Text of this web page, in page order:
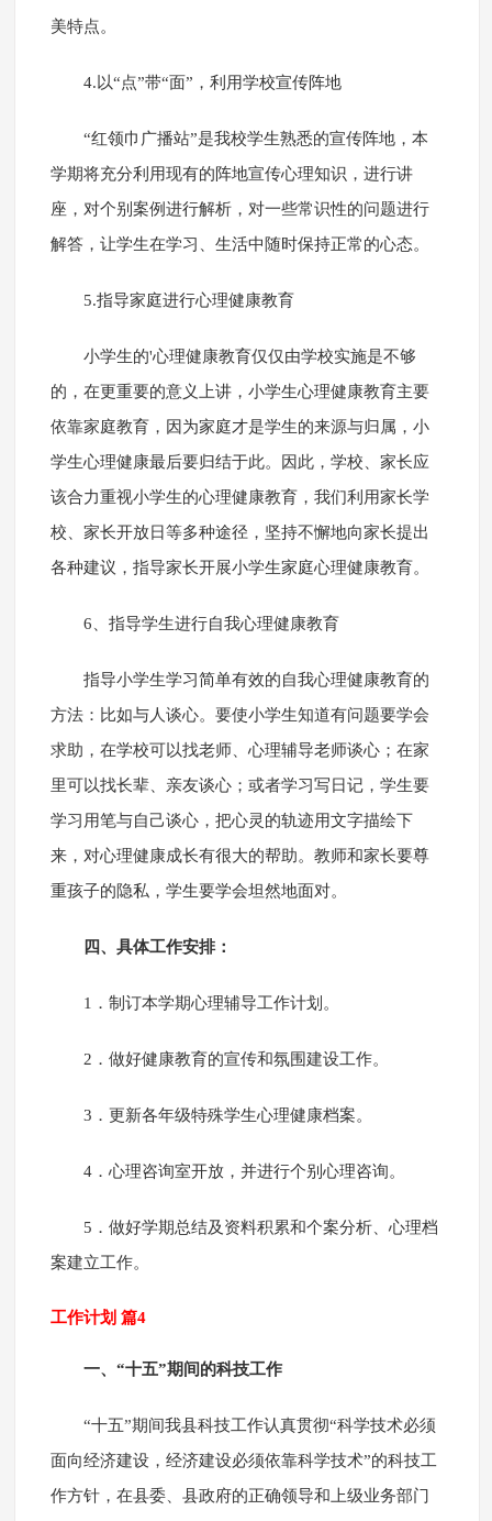
美特点。
4.以“点”带“面”，利用学校宣传阵地
“红领巾广播站”是我校学生熟悉的宣传阵地，本
学期将充分利用现有的阵地宣传心理知识，进行讲
座，对个别案例进行解析，对一些常识性的问题进行
解答，让学生在学习、生活中随时保持正常的心态。
5.指导家庭进行心理健康教育
小学生的'心理健康教育仅仅由学校实施是不够
的，在更重要的意义上讲，小学生心理健康教育主要
依靠家庭教育，因为家庭才是学生的来源与归属，小
学生心理健康最后要归结于此。因此，学校、家长应
该合力重视小学生的心理健康教育，我们利用家长学
校、家长开放日等多种途径，坚持不懈地向家长提出
各种建议，指导家长开展小学生家庭心理健康教育。
6、指导学生进行自我心理健康教育
指导小学生学习简单有效的自我心理健康教育的
方法：比如与人谈心。要使小学生知道有问题要学会
求助，在学校可以找老师、心理辅导老师谈心；在家
里可以找长辈、亲友谈心；或者学习写日记，学生要
学习用笔与自己谈心，把心灵的轨迹用文字描绘下
来，对心理健康成长有很大的帮助。教师和家长要尊
重孩子的隐私，学生要学会坦然地面对。
四、具体工作安排：
1．制订本学期心理辅导工作计划。
2．做好健康教育的宣传和氛围建设工作。
3．更新各年级特殊学生心理健康档案。
4．心理咨询室开放，并进行个别心理咨询。
5．做好学期总结及资料积累和个案分析、心理档
案建立工作。
工作计划 篇4
一、“十五”期间的科技工作
“十五”期间我县科技工作认真贯彻“科学技术必须
面向经济建设，经济建设必须依靠科学技术”的科技工
作方针，在县委、县政府的正确领导和上级业务部门